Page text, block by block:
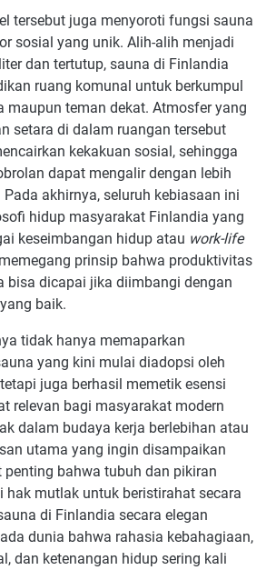
tersebut juga menyoroti fungsi sauna
sosial yang unik. Alih-alih menjadi
dan tertutup, sauna di Finlandia
ruang komunal untuk berkumpul
maupun teman dekat. Atmosfer yang
setara di dalam ruangan tersebut
kekakuan sosial, sehingga
dapat mengalir dengan lebih
akhirnya, seluruh kebiasaan ini
hidup masyarakat Finlandia yang
keseimbangan hidup atau work-life
prinsip bahwa produktivitas
bisa dicapai jika diimbangi dengan
baik.
tidak hanya memaparkan
yang kini mulai diadopsi oleh
juga berhasil memetik esensi
relevan bagi masyarakat modern
dalam budaya kerja berlebihan atau
utama yang ingin disampaikan
penting bahwa tubuh dan pikiran
hak mutlak untuk beristirahat secara
di Finlandia secara elegan
dunia bahwa rahasia kebahagiaan,
dan ketenangan hidup sering kali